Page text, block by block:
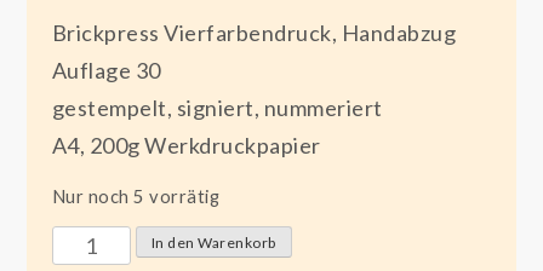
Brickpress Vierfarbendruck, Handabzug
Auflage 30
gestempelt, signiert, nummeriert
A4, 200g Werkdruckpapier
Nur noch 5 vorrätig
Deep
In den Warenkorb